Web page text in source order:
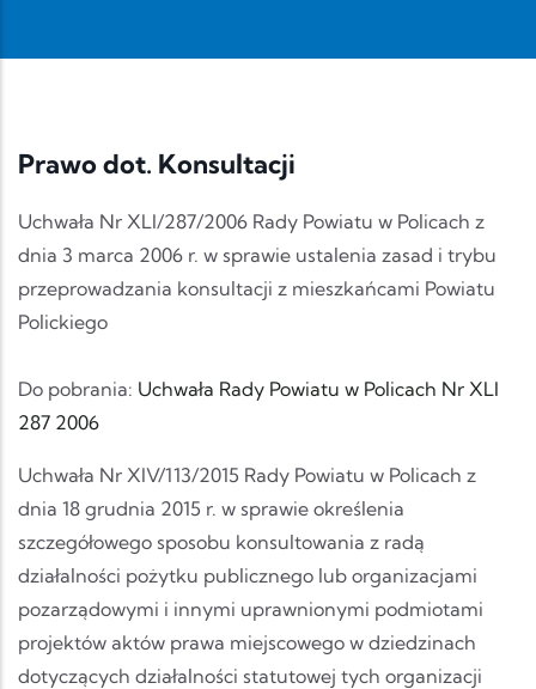
Prawo dot. Konsultacji
Uchwała Nr XLI/287/2006 Rady Powiatu w Policach z
dnia 3 marca 2006 r. w sprawie ustalenia zasad i trybu
przeprowadzania konsultacji z mieszkańcami Powiatu
Polickiego
Do pobrania: Uchwała Rady Powiatu w Policach Nr XLI
287 2006
Uchwała Nr XIV/113/2015 Rady Powiatu w Policach z
dnia 18 grudnia 2015 r. w sprawie określenia
szczegółowego sposobu konsultowania z radą
działalności pożytku publicznego lub organizacjami
pozarządowymi i innymi uprawnionymi podmiotami
projektów aktów prawa miejscowego w dziedzinach
dotyczących działalności statutowej tych organizacji